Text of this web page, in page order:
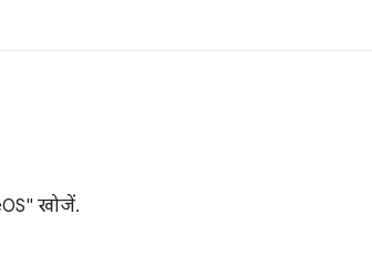
खोजें.